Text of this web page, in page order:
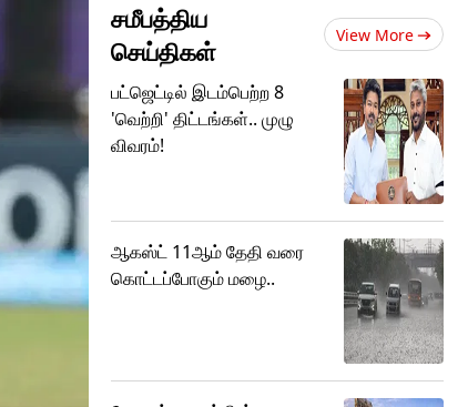
சமீபத்திய
செய்திகள்
View More
பட்ஜெட்டில் இடம்பெற்ற 8
'வெற்றி' திட்டங்கள்.. முழு
விவரம்!
ஆகஸ்ட் 11ஆம் தேதி வரை
கொட்டப்போகும் மழை..